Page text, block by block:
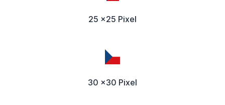
25 x25 Pixel
30 x30 Pixel